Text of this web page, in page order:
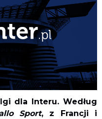
dla Interu. Według
Sport, z Francji i